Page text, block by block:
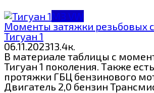
МЗ VW
Моменты затяжки резьбовых
Тигуан 1
06.11.202313.4к.
В материале таблицы с
Тигуан 1 поколения. Также
протяжки ГБЦ бензинового
Двигатель 2,0 бензин